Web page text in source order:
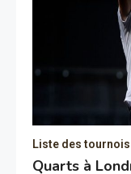
Liste des tournois
Quarts à